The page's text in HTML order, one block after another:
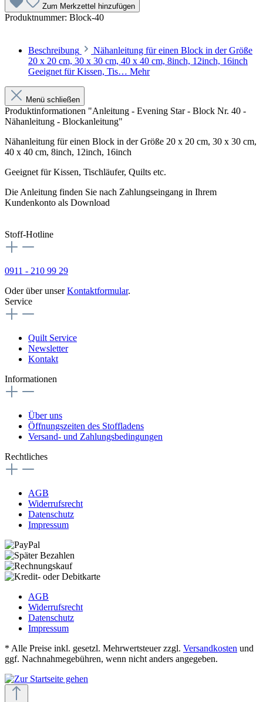
Zum Merkzettel hinzufügen
Produktnummer: Block-40
Beschreibung
Nähanleitung für einen Block in der Größe
20 x 20 cm, 30 x 30 cm, 40 x 40 cm, 8inch, 12inch, 16inch
Geeignet für Kissen, Tis… Mehr
Menü schließen
Produktinformationen "Anleitung - Evening Star - Block Nr. 40 -
Nähanleitung - Blockanleitung"
Nähanleitung für einen Block in der Größe 20 x 20 cm, 30 x 30 cm,
40 x 40 cm, 8inch, 12inch, 16inch
Geeignet für Kissen, Tischläufer, Quilts etc.
Die Anleitung finden Sie nach Zahlungseingang in Ihrem
Kundenkonto als Download
Stoff-Hotline
0911 - 210 99 29
Oder über unserKontaktformular.
Service
Quilt Service
Newsletter
Kontakt
Informationen
Über uns
Öffnungszeiten des Stoffladens
Versand- und Zahlungsbedingungen
Rechtliches
AGB
Widerrufsrecht
Datenschutz
Impressum
AGB
Widerrufsrecht
Datenschutz
Impressum
* Alle Preise inkl. gesetzl. Mehrwertsteuer zzgl. Versandkosten und
ggf. Nachnahmegebühren, wenn nicht anders angegeben.